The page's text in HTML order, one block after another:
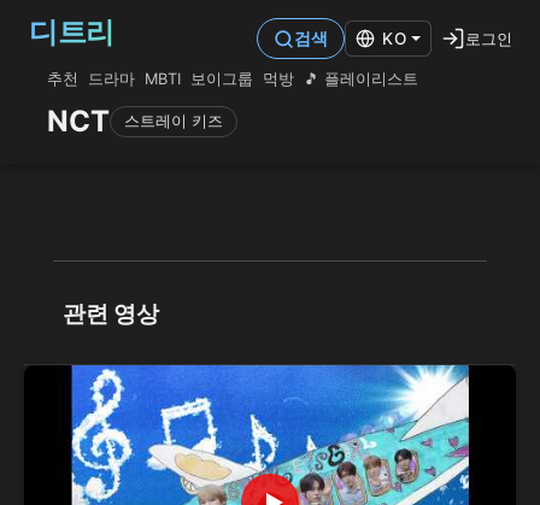
디트리
추천 드라마 MBTI 보이그룹 먹방 🎵 플레이리스트
NCT 스트레이 키즈
검색 KO 로그인
관련 영상